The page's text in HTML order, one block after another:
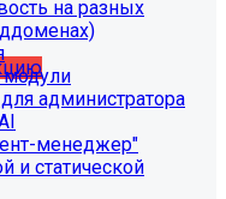
на разных
администратора
менеджер"
и статической